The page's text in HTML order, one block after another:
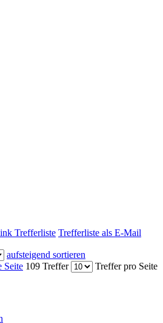
Trefferliste Trefferliste als E-Mail
aufsteigend sortieren
Seite 109 Treffer Treffer pro Seite